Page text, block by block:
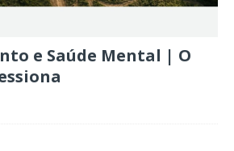
e Saúde Mental | O